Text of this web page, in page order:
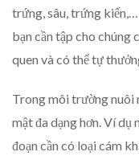
trứng, sâu, trứng
bạn cần tập cho chúng
quen và có thể tự
Trong môi trường nuôi
mật đa dạng hơn. Ví dụ
đoạn cần có loại cám